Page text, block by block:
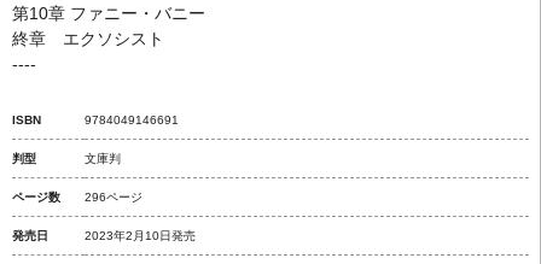
第10章 ファニー・バニー
終章 エクソシスト
----
ISBN 9784049146691
判型 文庫判
ページ数 296ページ
発売日 2023年2月10日発売